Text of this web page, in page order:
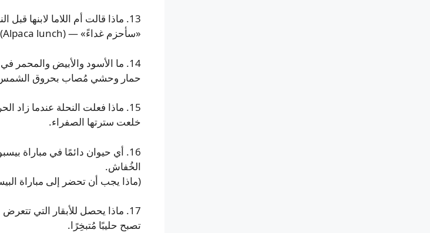
13. ماذا قالت أم اللاما لابنها قبل النزهة؟
«سأحزم غداءً» — (Alpaca lunch).
14. ما الأسود والأبيض والمحمر في كل مكان؟
حمار وحشي مُصاب بحروق
15. ماذا فعلت النحلة عندما زاد الحر عليها؟
خلعت سترتها الصفراء.
16. أي حيوان دائمًا في مباراة بيسبول؟
الخُفاش.
(ماذا يجب أن تحضر إلى مباراة
17. ماذا يحصل للأبقار التي تتعرض لأكثر من اللازم للشمس؟
تصبح حليبًا مُتبخِرًا.